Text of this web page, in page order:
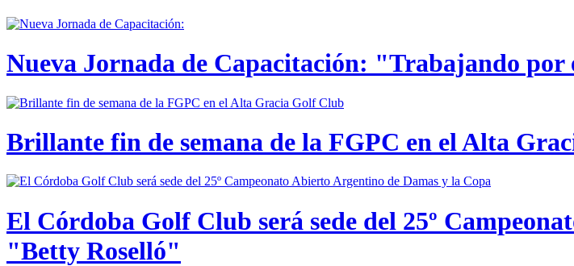
Nueva Jornada de Capacitación: "Trabajando
Brillante fin de semana de la FGPC en el Alta
El Córdoba Golf Club será sede del 25º
"Betty Roselló"